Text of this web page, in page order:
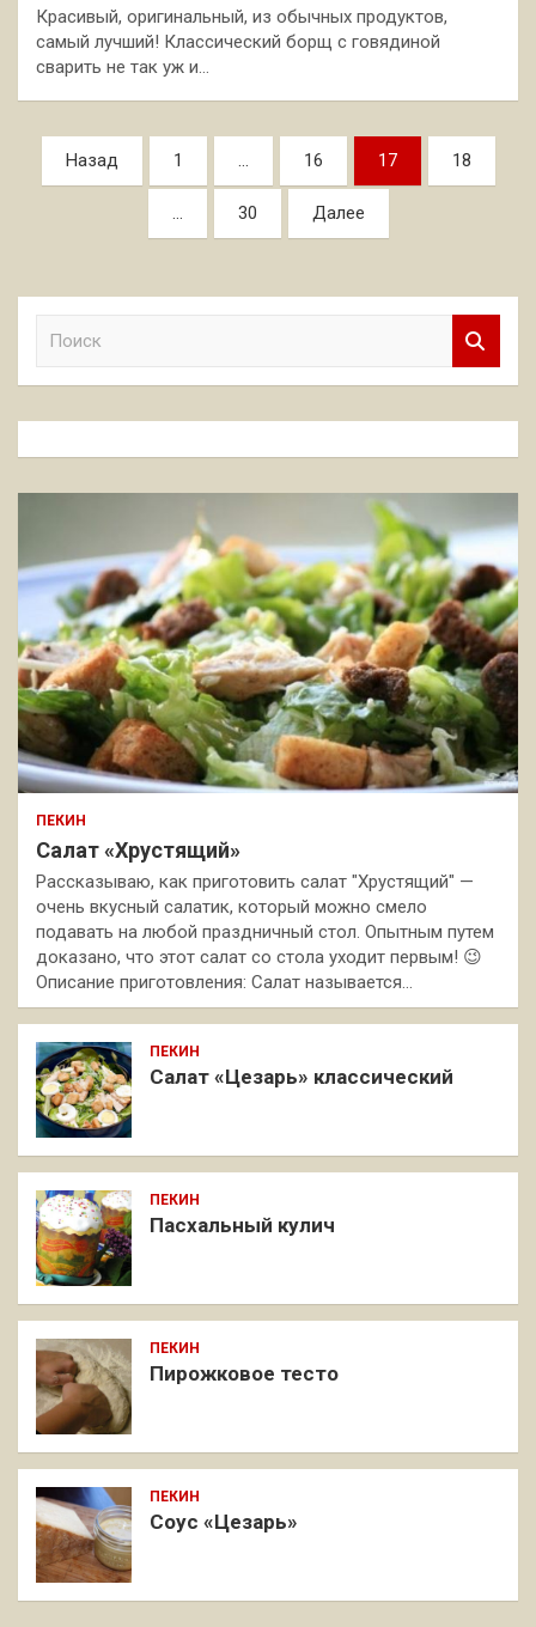
Красивый, оригинальный, из обычных продуктов,
самый лучший! Классический борщ с говядиной
сварить не так уж и…
Пагинация
записей
Назад 1 … 16 17 18
… 30 Далее
к
ПЕКИН
Салат «Хрустящий»
Рассказываю, как приготовить салат "Хрустящий" —
очень вкусный салатик, который можно смело
подавать на любой праздничный стол. Опытным путем
доказано, что этот салат со стола уходит первым! 😉
Описание приготовления: Салат называется…
ПЕКИН
Салат «Цезарь» классический
ПЕКИН
Пасхальный кулич
ПЕКИН
Пирожковое тесто
ПЕКИН
Соус «Цезарь»